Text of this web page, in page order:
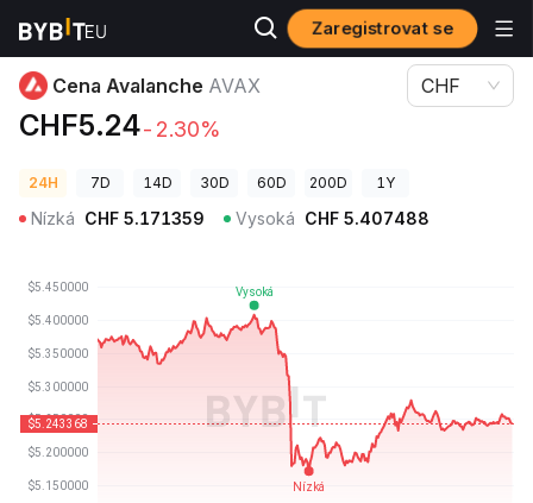
Zaregistrovat se
Ceny kryptoměn Cena Avalanche AVAX
Cena Avalanche AVAX
CHF5.24-2.30%
CHF
24H 7D 14D 30D 60D 200D 1Y
Nízká CHF 5.171359 Vysoká CHF 5.407488